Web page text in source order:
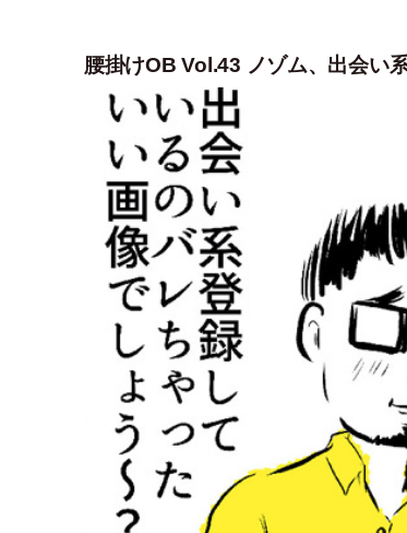
腰掛けOB Vol.43 ノゾム、出会い